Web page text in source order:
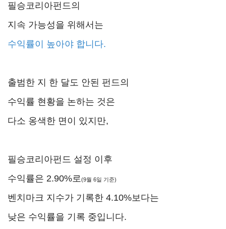
필승코리아펀드의
지속 가능성을 위해서는
수익률이 높아야 합니다.
출범한 지 한 달도 안된 펀드의
수익률 현황을 논하는 것은
다소 옹색한 면이 있지만,
필승코리아펀드 설정 이후
수익률은 2.90%로(9월 6일 기준)
벤치마크 지수가 기록한 4.10%보다는
낮은 수익률을 기록 중입니다.